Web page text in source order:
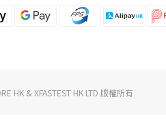
HK & XFASTEST HK LTD 版權所有